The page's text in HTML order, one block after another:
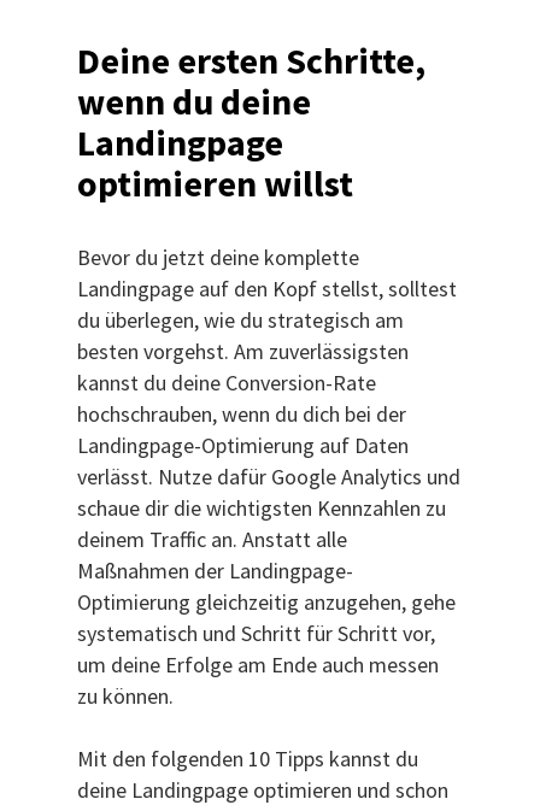
Deine ersten Schritte,
wenn du deine
Landingpage
optimieren willst
Bevor du jetzt deine komplette
Landingpage auf den Kopf stellst, solltest
du überlegen, wie du strategisch am
besten vorgehst. Am zuverlässigsten
kannst du deine Conversion-Rate
hochschrauben, wenn du dich bei der
Landingpage-Optimierung auf Daten
verlässt. Nutze dafür Google Analytics und
schaue dir die wichtigsten Kennzahlen zu
deinem Traffic an. Anstatt alle
Maßnahmen der Landingpage-
Optimierung gleichzeitig anzugehen, gehe
systematisch und Schritt für Schritt vor,
um deine Erfolge am Ende auch messen
zu können.
Mit den folgenden 10 Tipps kannst du
deine Landingpage optimieren und schon